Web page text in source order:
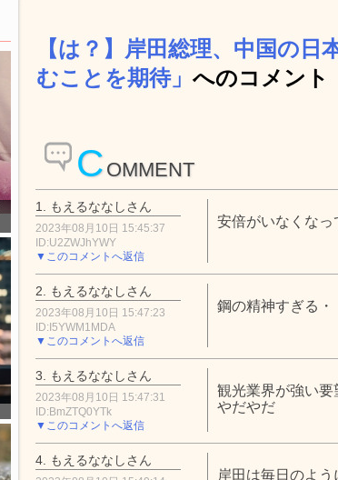
【は？】岸田総理、中国の
むことを期待」 へのコメント
C OMMENT
1. もえるななしさん
2023年08月10日 15:45:37
ID:U2ZWJhYWY
▼このコメントへ返信
安倍がいなくな
2. もえるななしさん
2023年08月10日 15:47:23
ID:I5YWM1MDA
▼このコメントへ返信
鋼の精神すぎる・
3. もえるななしさん
2023年08月10日 15:47:31
ID:BmZTQ0YTk
▼このコメントへ返信
観光業界が強い
やだやだ
4. もえるななしさん
岸田は毎日のよ